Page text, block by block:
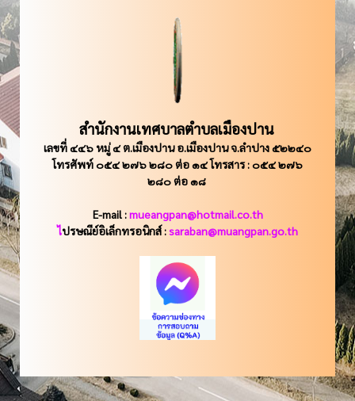
สำนักงานเทศบาลตำบลเมืองปาน
เลขที่ ๔๔๖ หมู่ ๔ ต.เมืองปาน อ.เมืองปาน จ.ลำปาง ๕๒๒๔๐
โทรศัพท์ ๐๕๔ ๒๗๖ ๒๘๐ ต่อ ๑๔ โทรสาร : ๐๕๔ ๒๗๖
๒๘๐ ต่อ ๑๘
E-mail :mueangpan@hotmail.co.th
ไปรษณีย์อิเล็กทรอนิกส์ :saraban@muangpan.go.th